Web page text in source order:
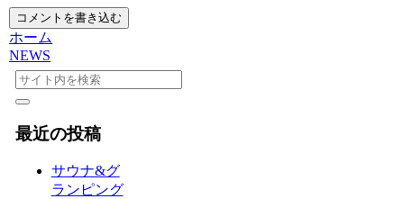
コメントを書き込む
ホーム
NEWS
最近の投稿
サウナ&グ
ランピング